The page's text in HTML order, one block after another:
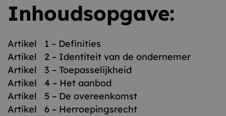
Inhoudsopgave:
Artikel 1 – Definities
Artikel 2 – Identiteit van de ondernemer
Artikel 3 – Toepasselijkheid
Artikel 4 – Het aanbod
Artikel 5 – De overeenkomst
Artikel 6 – Herroepingsrecht